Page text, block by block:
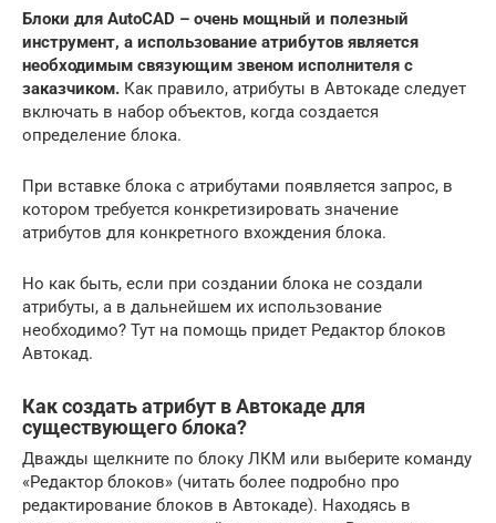
Блоки для AutoCAD – очень мощный и полезный
инструмент, а использование атрибутов является
необходимым связующим звеном исполнителя с
заказчиком. Как правило, атрибуты в Автокаде следует
включать в набор объектов, когда создается
определение блока.
При вставке блока с атрибутами появляется запрос, в
котором требуется конкретизировать значение
атрибутов для конкретного вхождения блока.
Но как быть, если при создании блока не создали
атрибуты, а в дальнейшем их использование
необходимо? Тут на помощь придет Редактор блоков
Автокад.
Как создать атрибут в Автокаде для
существующего блока?
Дважды щелкните по блоку ЛКМ или выберите команду
«Редактор блоков» (читать более подробно про
редактирование блоков в Автокаде). Находясь в